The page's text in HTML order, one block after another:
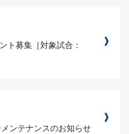
ト募集［対象試合：
ンテナンスのお知らせ